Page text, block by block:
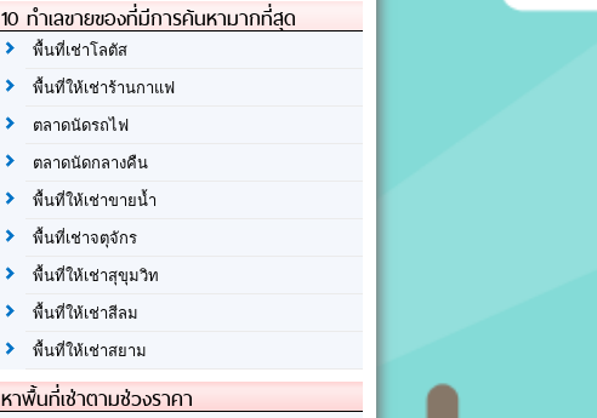
10 ทำเลขายของที่มีการค้นหามากที่สุด
พื้นที่เช่าโลตัส
พื้นที่ให้เช่าร้านกาแฟ
ตลาดนัดรถไฟ
ตลาดนัดกลางคืน
พื้นที่ให้เช่าขายน้ำ
พื้นที่เช่าจตุจักร
พื้นที่ให้เช่าสุขุมวิท
พื้นที่ให้เช่าสีลม
พื้นที่ให้เช่าสยาม
หาพื้นที่เช่าตามช่วงราคา